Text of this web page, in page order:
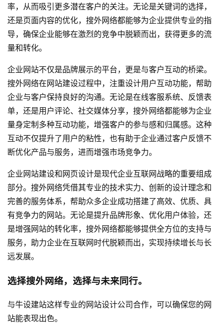
率，从而吸引更多潜在客户的关注。无论是关键词的选择，
还是页面内容的优化，搜外网络都能够为企业提供专业的指
导，确保企业能够在激烈的竞争中脱颖而出，获得更多的流
量和转化。
企业网站不仅是品牌展示的平台，更是与客户互动的桥梁。
搜外网络在网站建设过程中，注重设计用户互动功能，帮助
企业与客户保持良好的沟通。无论是在线客服系统、反馈表
单，还是用户评论、社交媒体分享，搜外网络都能够为企业
量身定制多种互动功能，增强客户的参与感和归属感。这种
互动不仅提升了用户的粘性，也有助于企业通过客户反馈不
断优化产品与服务，进而增强市场竞争力。
企业网站建设和网页设计是现代企业互联网战略的重要组成
部分。搜外网络凭借其专业的技术实力、创新的设计理念和
完善的服务体系，帮助众多企业成功搭建了高效、优质、具
有竞争力的网站。无论是提升品牌形象、优化用户体验，还
是增强网站的转化率，搜外网络都能够提供全方位的支持与
服务，助力企业在互联网时代脱颖而出，实现持续增长与长
远发展。
选择搜外网络，选择与未来同行。
与牛设建站这样专业的网站设计公司合作，可以确保您的网
站能表现出色。